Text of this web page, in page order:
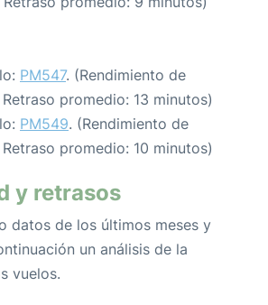
PM547. (Rendimiento de
promedio: 13 minutos)
PM549. (Rendimiento de
promedio: 10 minutos)
y retrasos
datos de los últimos meses y
un análisis de la
vuelos.